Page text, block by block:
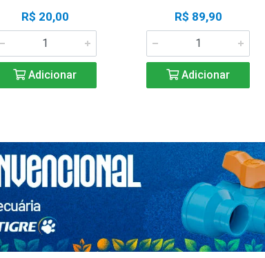
R$ 20,00
Adicionar
R$ 89,90
Adicionar